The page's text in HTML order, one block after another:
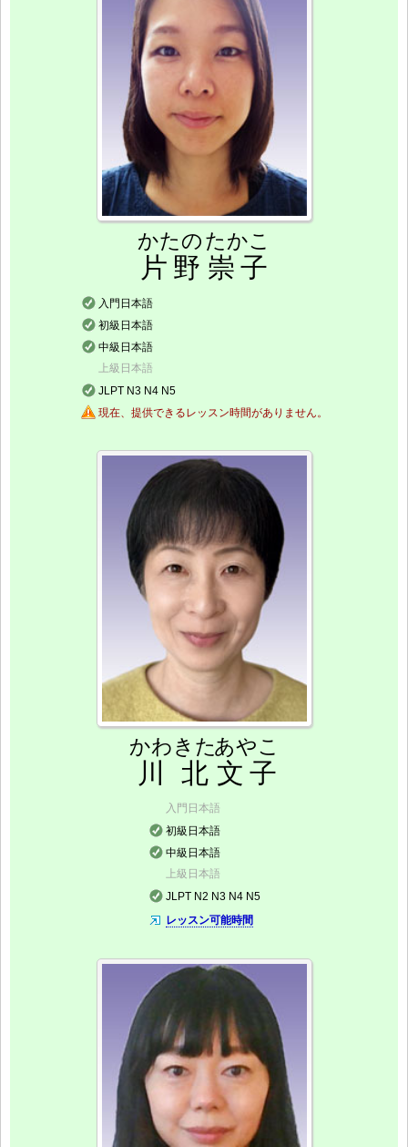
片野
かたの
崇子
たかこ
入門日本語
初級日本語
中級日本語
上級日本語
JLPT N3 N4 N5
現在、提供できるレッスン時間がありません。
川北
かわきた
文子
あやこ
入門日本語
初級日本語
中級日本語
上級日本語
JLPT N2 N3 N4 N5
レッスン可能時間